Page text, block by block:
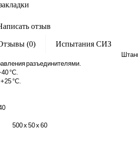
отзыв
(0) Испытания СИЗ
разъединителями.
°С.
°С.
500 x 50 x 60